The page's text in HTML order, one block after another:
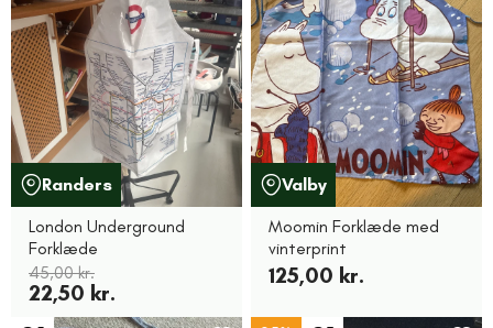
Randers
London Underground
Forklæde
45,00 kr.
22,50 kr.
Valby
Moomin Forklæde med
vinterprint
125,00 kr.